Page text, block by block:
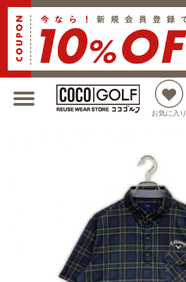
お気に入り
新規会員登録でクーポンプレゼント